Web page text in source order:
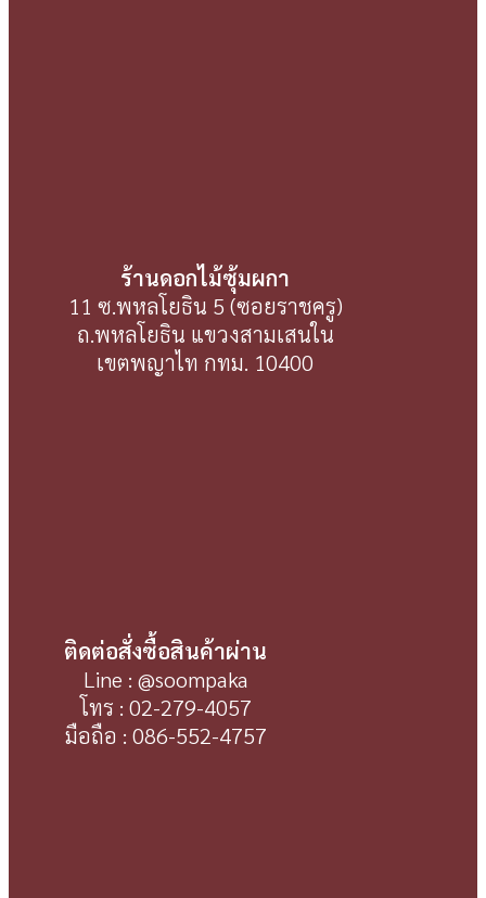
ร้านดอกไม้ซุ้มผกา
11 ซ.พหลโยธิน 5 (ซอยราชครู)
ถ.พหลโยธิน แขวงสามเสนใน
เขตพญาไท กทม. 10400
ติดต่อสั่งซื้อสินค้าผ่าน
Line : @soompaka
โทร : 02-279-4057
มือถือ : 086-552-4757